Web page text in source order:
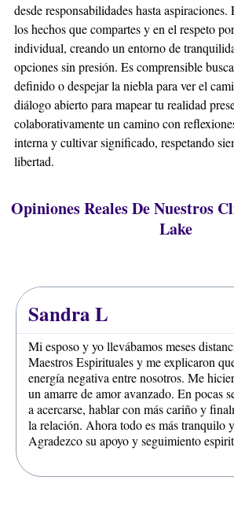
desde responsabilidades hasta aspiraciones.
los hechos que compartes y en el respeto
individual, creando un entorno de
opciones sin presión. Es comprensible
definido o despejar la niebla para ver el
diálogo abierto para mapear tu realidad
colaborativamente un camino con
interna y cultivar significado, respetando
libertad.
Opiniones Reales De Nuestros
Lake
Sandra L
Mi esposo y yo llevábamos meses
Maestros Espirituales y me explicaron
energía negativa entre nosotros. Me
un amarre de amor avanzado. En pocas
a acercarse, hablar con más cariño y
la relación. Ahora todo es más tranquilo
Agradezco su apoyo y seguimiento